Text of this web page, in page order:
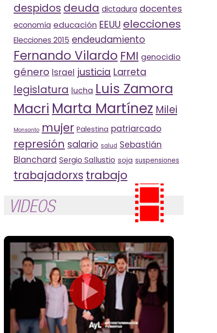
despidos deuda dictadura docentes
economía educación EEUU elecciones
Elecciones 2015 endeudamiento
Fernando Vilardo FMI genocidio
género Israel justicia Larreta
legislatura lucha Luis Zamora
Macri Marta Martínez Milei
Monsanto mujer Palestina patriarcado
represión salario salud Sebastián
Blanchard Sergio Sallustio soja suspensiones
trabajadorxs trabajo